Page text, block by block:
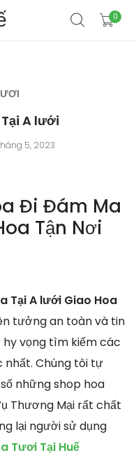
0
A lưới
5, 2023
Đi Đám Ma
Tận Nơi
Tại A lưới Giao Hoa
tưởng an toàn và tin
vọng tìm kiếm các
nhất. Chúng tôi tự
những shop hoa
Thương Mại rất chất
lại người sử dụng
Tươi Tại Huế